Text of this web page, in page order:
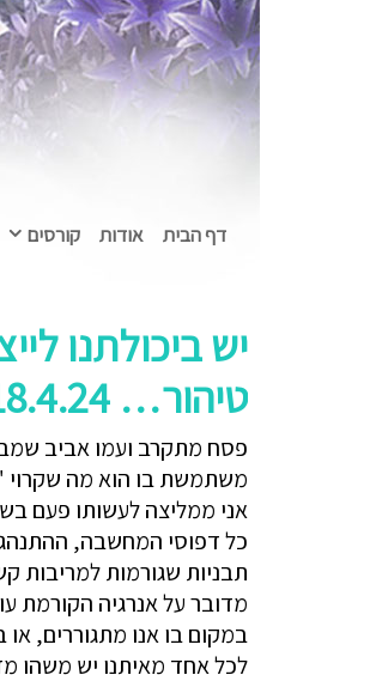
דף הבית אודות קורסים
יש ביכולתנו
טיהור… 18.4.24
פסח מתקרב ועמו אביב
משתמשת בו הוא מה שקרוי
אני ממליצה לעשותו פעם
כל דפוסי המחשבה,
תבניות שגורמות
מדובר על אנרגיה הקורמת
במקום בו אנו מתגוררים,
לכל אחד מאיתנו יש משהו